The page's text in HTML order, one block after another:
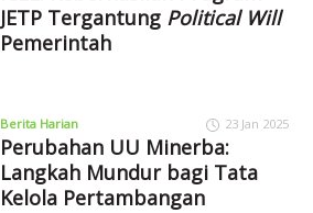
JETP Tergantung Political Will
Pemerintah
Berita Harian 23 Jan 2025
Perubahan UU Minerba:
Langkah Mundur bagi Tata
Kelola Pertambangan